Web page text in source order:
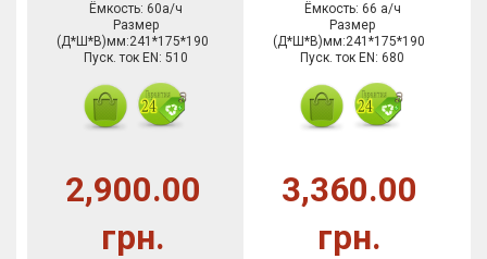
Ёмкость: 60а/ч
Размер
(Д*Ш*В)мм:241*175*190
Пуск. ток EN: 510
2,900.00
грн.
Ёмкость: 66 а/ч
Размер
(Д*Ш*В)мм:241*175*190
Пуск. ток EN: 680
3,360.00
грн.